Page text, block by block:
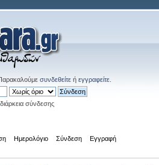
Παρακαλούμε συνδεθείτε ή εγγραφείτε
σύνδεσης
Ημερολόγιο Σύνδεση Εγγραφή